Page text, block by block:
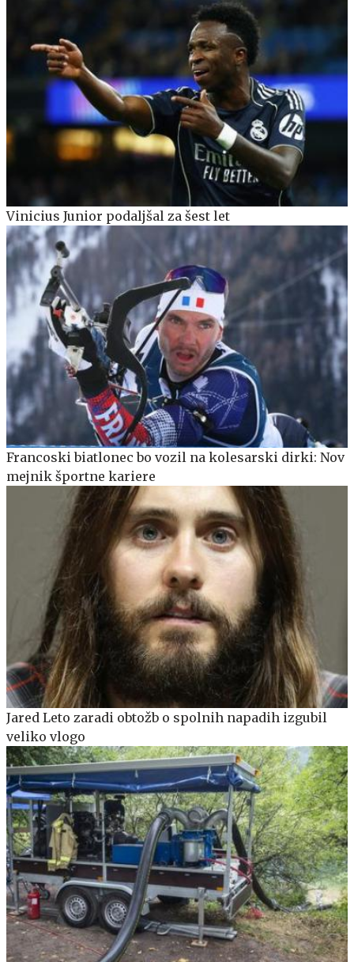
Vinicius Junior podaljšal za šest let
Francoski biatlonec bo vozil na kolesarski dirki: Nov
mejnik športne kariere
Jared Leto zaradi obtožb o spolnih napadih izgubil
veliko vlogo